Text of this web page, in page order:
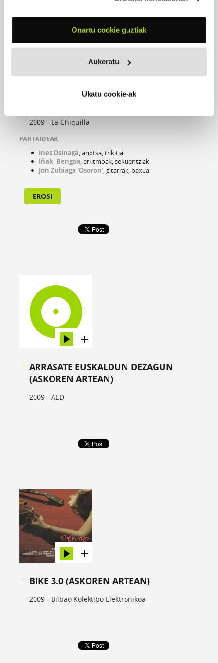
Onartu cookie guztiak
Aukeratu
Ukatu cookie-ak
2009 - La Chiquilla
PARTAIDEAK
Ines Osinaga, ahotsa, trikitia
Iñaki Bengoa, erritmoak, sekuentziak
Jon Zubiaga 'Osoron', gitarrak, baxua
EROSI
ARRASATE EUSKALDUN DEZAGUN
(ASKOREN ARTEAN)
2009 - AED
BIKE 3.0 (ASKOREN ARTEAN)
2009 - Bilbao Kolektibo Elektronikoa